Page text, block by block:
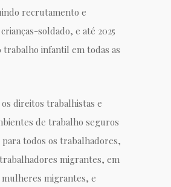
recrutamento e
soldado, e até 2025
trabalho infantil em todas as
direitos trabalhistas e
de trabalho seguros
todos os trabalhadores,
migrantes, em
migrantes, e